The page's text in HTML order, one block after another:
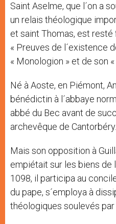
Saint Aselme, que l´on a
un relais théologique
et saint Thomas, est resté
« Preuves de l´existence
« Monologion » et de son
Né à Aoste, en Piémont,
bénédictin à l´abbaye
abbé du Bec avant de
archevêque de Cantorbéry.
Mais son opposition à
empiétait sur les biens de
1098, il participa au
du pape, s´employa à
théologiques soulevés